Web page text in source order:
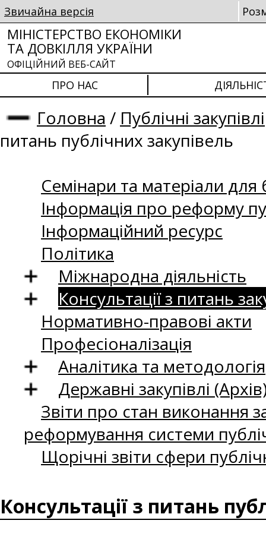
Звичайна версія
МІНІСТЕРСТВО ЕКОНОМІКИ
ТА ДОВКІЛЛЯ УКРАЇНИ
ОФІЦІЙНИЙ ВЕБ-САЙТ
ПРО НАС
Головна / Публічні закупівлі
питань публічних закупівель
Семінари та матеріали для
Інформація про реформу
Інформаційний ресурс
Політика
Міжнародна діяльність
Консультації з питань
Нормативно-правові акти
Професіоналізація
Аналітика та методологія
Державні закупівлі
Звіти про стан виконання
реформування системи
Щорічні звіти сфери
Консультації з питань